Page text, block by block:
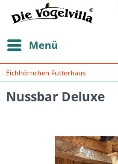
Menü
Eichhörnchen Futterhaus
Nussbar Deluxe